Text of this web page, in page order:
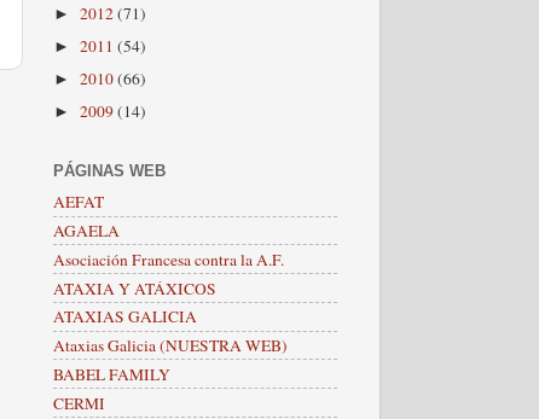
► 2012(71)
► 2011 (54)
► 2010(66)
► 2009(14)
PÁGINAS WEB
AEFAT
AGAELA
Asociación Francesa contra la A.F.
ATAXIA Y ATÁXICOS
ATAXIAS GALICIA
Ataxias Galicia (NUESTRA WEB)
BABEL FAMILY
CERMI